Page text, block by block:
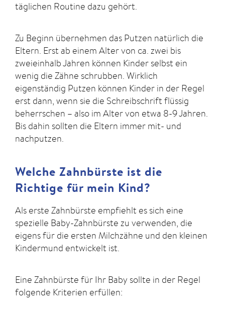
täglichen Routine dazu gehört.
Zu Beginn übernehmen das Putzen natürlich die
Eltern. Erst ab einem Alter von ca. zwei bis
zweieinhalb Jahren können Kinder selbst ein
wenig die Zähne schrubben. Wirklich
eigenständig Putzen können Kinder in der Regel
erst dann, wenn sie die Schreibschrift flüssig
beherrschen – also im Alter von etwa 8-9 Jahren.
Bis dahin sollten die Eltern immer mit- und
nachputzen.
Welche Zahnbürste ist die
Richtige für mein Kind?
Als erste Zahnbürste empfiehlt es sich eine
spezielle Baby-Zahnbürste zu verwenden, die
eigens für die ersten Milchzähne und den kleinen
Kindermund entwickelt ist.
Eine Zahnbürste für Ihr Baby sollte in der Regel
folgende Kriterien erfüllen: